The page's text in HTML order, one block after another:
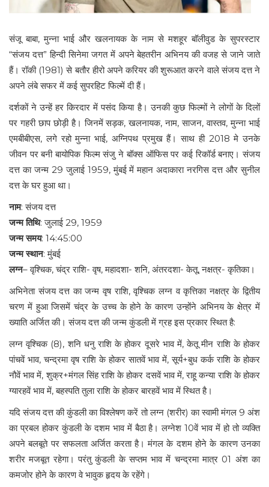
संजू बाबा, मुन्ना भाई और खलनायक के नाम से मशहूर बॉलीवुड के सुपरस्टार
“संजय दत्त” हिन्दी सिनेमा जगत में अपने बेहतरीन अभिनय की वजह से जाने जाते
हैं। रॉकी (1981) से बतौर हीरो अपने करियर की शुरूआत करने वाले संजय दत्त ने
अपने लंबे सफर में कई सुपरहिट फिल्में दी हैं।
दर्शकों ने उन्हें हर किरदार में पसंद किया है। उनकी कुछ फिल्मों ने लोगों के दिलों
पर गहरी छाप छोड़ी है। जिनमें सड़क, खलनायक, नाम, साजन, वास्तव, मुन्ना भाई
एमबीबीएस, लगे रहो मुन्ना भाई, अग्निपथ प्रमुख हैं। साथ ही 2018 मे उनके
जीवन पर बनी बायोपिक फिल्म संजु ने बॉक्स ऑफिस पर कई रिकॉर्ड बनाए। संजय
दत्त का जन्म 29 जुलाई 1959, मुंबई में महान अदाकारा नरगिस दत्त और सुनील
दत्त के घर हुआ था।
नाम: संजय दत्त
जन्म तिथि: जुलाई 29, 1959
जन्म समय: 14:45:00
जन्म स्थान: मुंबई
लग्न– वृश्चिक, चंद्र राशि- वृष, महादशा- शनि, अंतरदशा- केतू, नक्षत्र- कृतिका।
अभिनेता संजय दत्त का जन्म वृष राशि, वृश्चिक लग्न व कृत्तिका नक्षत्र के द्वितीय
चरण में हुआ जिसमें चंद्र के उच्च के होने के कारण उन्होंने अभिनय के क्षेत्र में
ख्याति अर्जित की। संजय दत्त की जन्म कुंडली में ग्रह इस प्रकार स्थित है:
लग्न वृश्चिक (8), शनि धनु राशि के होकर दूसरे भाव में, केतू मीन राशि के होकर
पांचवें भाव, चन्द्रमा वृष राशि के होकर सातवें भाव में, सूर्य+बुध कर्क राशि के होकर
नौवें भाव में, शुक्र+मंगल सिंह राशि के होकर दसवें भाव में, राहू कन्या राशि के होकर
ग्यारहवें भाव में, बहस्पति तुला राशि के होकर बारहवें भाव में स्थित है।
यदि संजय दत्त की कुंडली का विश्लेषण करें तो लग्न (शरीर) का स्वामी मंगल 9 अंश
का प्रबल होकर कुंडली के दशम भाव में बैठा है। लग्नेश 10वें भाव में हो तो व्यक्ति
अपने बलबूते पर सफलता अर्जित करता है। मंगल के दशम होने के कारण उनका
शरीर मजबूत रहेगा। परंतु कुंडली के सप्तम भाव में चन्द्रमा मात्र 01 अंश का
कमजोर होने के कारण वे भावुक हृदय के रहेंगे।